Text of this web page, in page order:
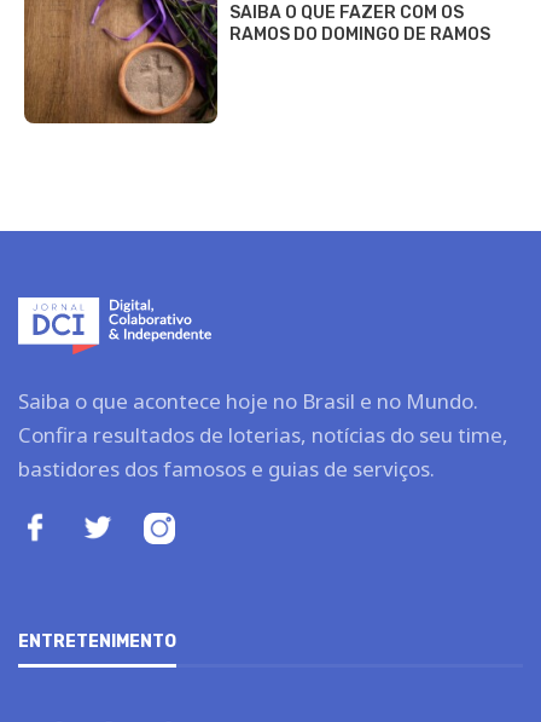
SAIBA O QUE FAZER COM OS
RAMOS DO DOMINGO DE RAMOS
Saiba o que acontece hoje no Brasil e no Mundo.
Confira resultados de loterias, notícias do seu time,
bastidores dos famosos e guias de serviços.
ENTRETENIMENTO